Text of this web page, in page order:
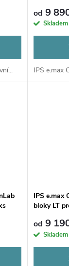
od 9
Skladem
IPS e.max
IPS e.max
bloky LT
od 9
Skladem